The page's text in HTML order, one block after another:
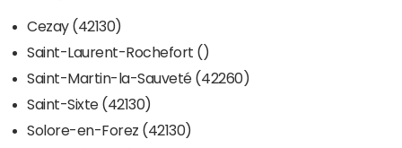
Cezay (42130)
Saint-Laurent-Rochefort ()
Saint-Martin-la-Sauveté (42260)
Saint-Sixte (42130)
Solore-en-Forez (42130)